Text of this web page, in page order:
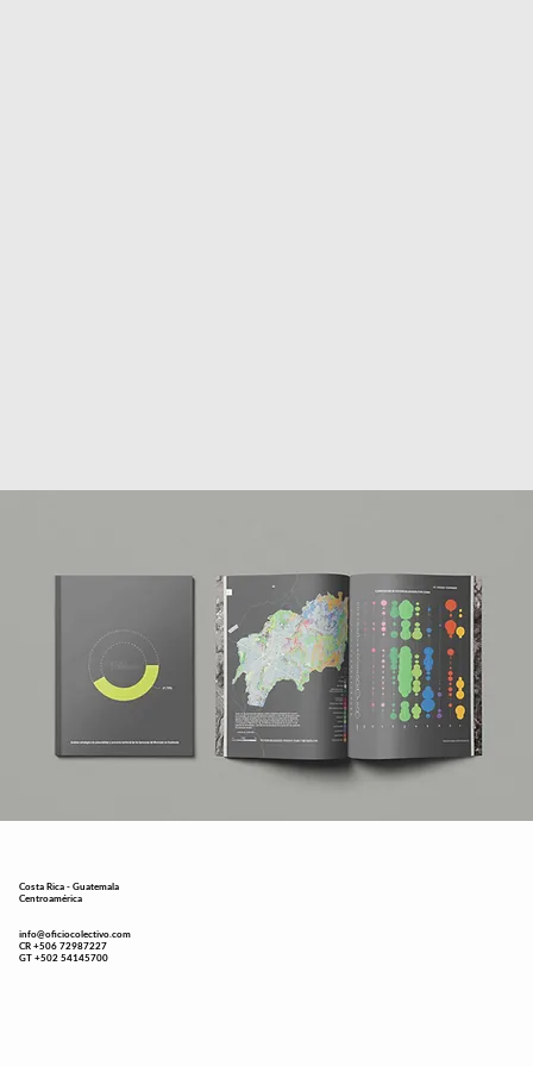
Costa Rica - Guatemala
Centroamérica
info@oficiocolectivo.com
CR +506 72987227
GT +502 54145700